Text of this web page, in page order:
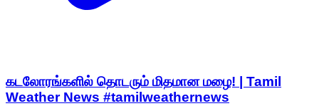
கடலோரங்களில் தொடரும் மிதமான மழை! | Tamil
Weather News #tamilweathernews